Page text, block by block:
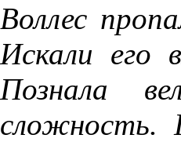
Воллес
Искали его
Познала
сложность.